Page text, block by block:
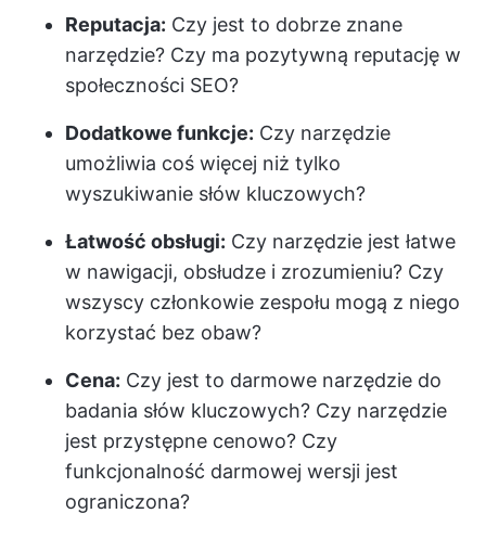
Reputacja: Czy jest to dobrze znane
narzędzie? Czy ma pozytywną reputację w
społeczności SEO?
Dodatkowe funkcje: Czy narzędzie
umożliwia coś więcej niż tylko
wyszukiwanie słów kluczowych?
Łatwość obsługi: Czy narzędzie jest łatwe
w nawigacji, obsłudze i zrozumieniu? Czy
wszyscy członkowie zespołu mogą z niego
korzystać bez obaw?
Cena: Czy jest to darmowe narzędzie do
badania słów kluczowych? Czy narzędzie
jest przystępne cenowo? Czy
funkcjonalność darmowej wersji jest
ograniczona?